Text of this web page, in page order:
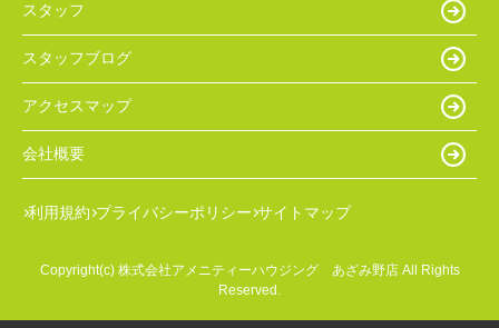
スタッフ
スタッフブログ
アクセスマップ
会社概要
利用規約 プライバシーポリシー サイトマップ
Copyright(c) 株式会社アメニティーハウジング あざみ野店 All Rights
Reserved.